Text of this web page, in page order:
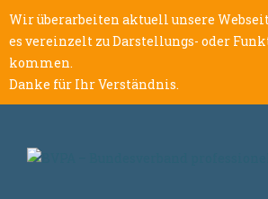
Wir überarbeiten aktuell unsere
es vereinzelt zu Darstellungs- oder
kommen.
Danke für Ihr Verständnis.